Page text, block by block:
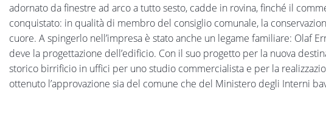
adornato da finestre ad arco a tutto sesto, cadde in rovina, finché il
conquistato: in qualità di membro del consiglio comunale, la
cuore. A spingerlo nell’impresa è stato anche un legame familiare: Olaf
deve la progettazione dell’edificio. Con il suo progetto per la nuova
storico birrificio in uffici per uno studio commercialista e per la
ottenuto l’approvazione sia del comune che del Ministero degli Interni